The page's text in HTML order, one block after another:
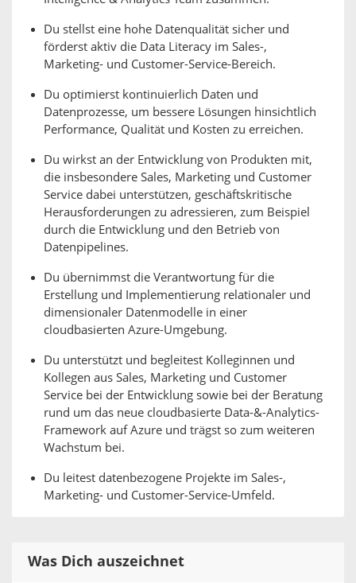
Du stellst eine hohe Datenqualität sicher und
förderst aktiv die Data Literacy im Sales-,
Marketing- und Customer-Service-Bereich.
Du optimierst kontinuierlich Daten und
Datenprozesse, um bessere Lösungen hinsichtlich
Performance, Qualität und Kosten zu erreichen.
Du wirkst an der Entwicklung von Produkten mit,
die insbesondere Sales, Marketing und Customer
Service dabei unterstützen, geschäftskritische
Herausforderungen zu adressieren, zum Beispiel
durch die Entwicklung und den Betrieb von
Datenpipelines.
Du übernimmst die Verantwortung für die
Erstellung und Implementierung relationaler und
dimensionaler Datenmodelle in einer
cloudbasierten Azure-Umgebung.
Du unterstützt und begleitest Kolleginnen und
Kollegen aus Sales, Marketing und Customer
Service bei der Entwicklung sowie bei der Beratung
rund um das neue cloudbasierte Data-&-Analytics-
Framework auf Azure und trägst so zum weiteren
Wachstum bei.
Du leitest datenbezogene Projekte im Sales-,
Marketing- und Customer-Service-Umfeld.
Was Dich auszeichnet